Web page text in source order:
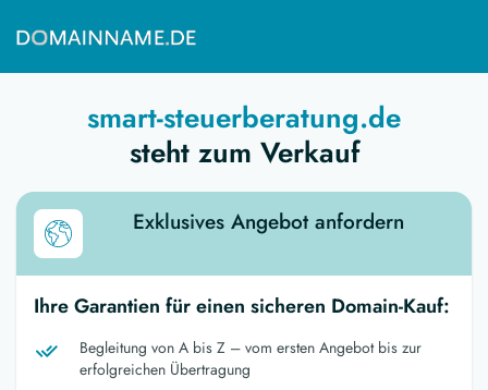
smart-steuerberatung.de
steht zum Verkauf
Exklusives Angebot anfordern
Ihre Garantien für einen sicheren Domain-Kauf:
Begleitung von A bis Z – vom ersten Angebot bis zur
erfolgreichen Übertragung